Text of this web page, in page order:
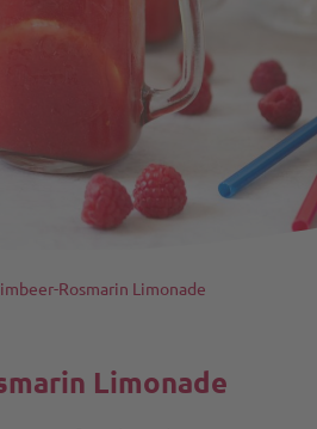
Rosmarin Limonade
Limonade